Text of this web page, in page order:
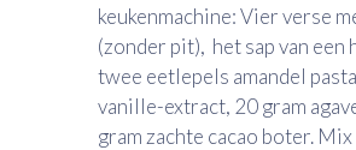
keukenmachine: Vier verse
(zonder pit), het sap van een
twee eetlepels amandel
vanille-extract, 20 gram
gram zachte cacao boter.